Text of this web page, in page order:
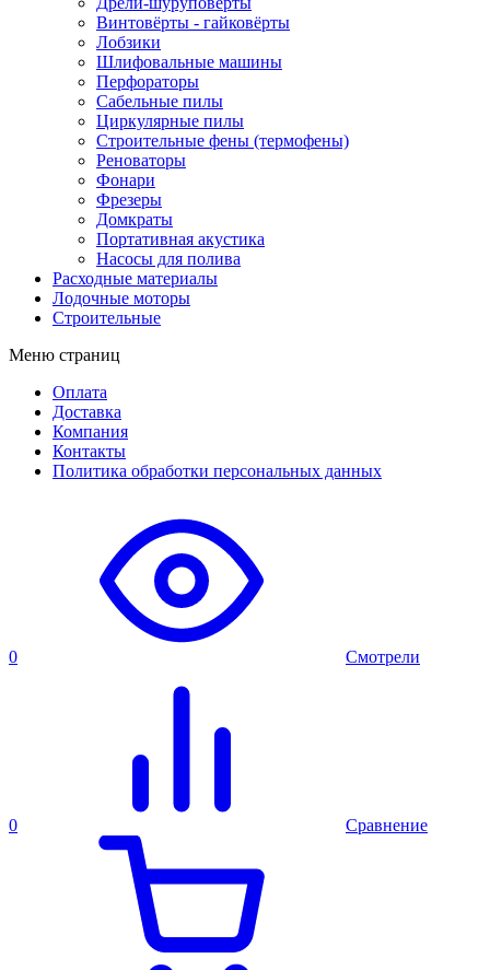
Винтовёрты - гайковёрты
Лобзики
Шлифовальные машины
Перфораторы
Сабельные пилы
Циркулярные пилы
Строительные фены (термофены)
Реноваторы
Фонари
Фрезеры
Домкраты
Портативная акустика
Насосы для полива
Расходные материалы
Лодочные моторы
Строительные
Меню страниц
Оплата
Доставка
Компания
Контакты
Политика обработки персональных данных
0 Смотрели
0 Сравнение